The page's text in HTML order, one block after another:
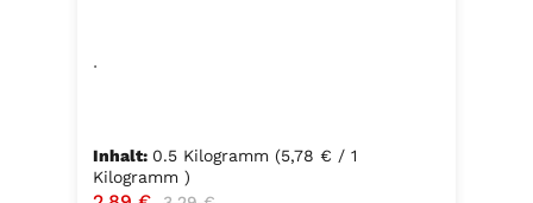
.
Inhalt: 0.5 Kilogramm (5,78 € / 1
Kilogramm )
Regulärer Preis: